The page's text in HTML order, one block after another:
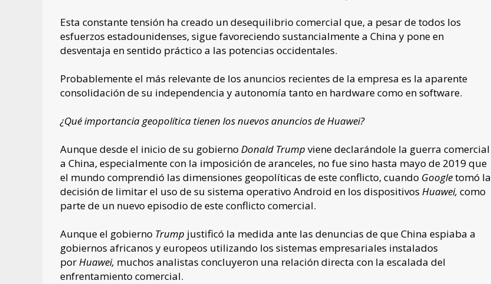
Esta constante tensión ha creado un desequilibrio comercial que, a pesar de todos los
esfuerzos estadounidenses, sigue favoreciendo sustancialmente a China y pone en
desventaja en sentido práctico a las potencias occidentales.
Probablemente el más relevante de los anuncios recientes de la empresa es la aparente
consolidación de su independencia y autonomía tanto en hardware como en software.
¿Qué importancia geopolítica tienen los nuevos anuncios de Huawei?
Aunque desde el inicio de su gobierno Donald Trump viene declarándole la guerra comercial
a China, especialmente con la imposición de aranceles, no fue sino hasta mayo de 2019 que
el mundo comprendió las dimensiones geopolíticas de este conflicto, cuando Googletomó la
decisión de limitar el uso de su sistema operativo Android en los dispositivos Huawei, como
parte de un nuevo episodio de este conflicto comercial.
Aunque el gobierno Trump justificó la medida ante las denuncias de que China espiaba a
gobiernos africanos y europeos utilizando los sistemas empresariales instalados
porHuawei, muchos analistas concluyeron una relación directa con la escalada del
enfrentamiento comercial.